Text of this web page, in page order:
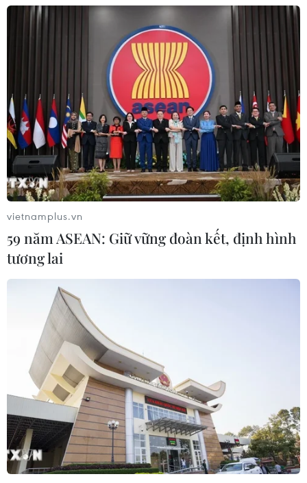
thư
Panama cảnh báo ổ dịch hô hấp lạ
sau 6 ca tử vong liên tiếp
28/07/2026 01:50
Nắng nóng khốc liệt tại Mỹ và Hàn
Quốc đe dọa sức khỏe cộng đồng
Số ca nhiễm virus Tây sông Nile gia
tăng khắp châu Âu
26/07/2026 09:18
Số ca mắc sởi tại Mỹ lập đỉnh 30 năm
do tỷ lệ tiêm chủng giảm
24/07/2026 23:59
Mỹ điều tra một đợt bùng phát bệnh
tả do ký sinh trùng cyclospora
vietnamplus.vn
59 năm ASEAN: Giữ vững đoàn kết, định hình
tương lai